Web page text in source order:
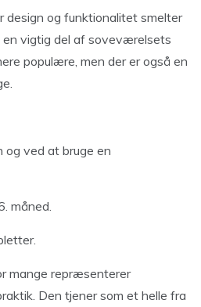
design og funktionalitet smelter
en vigtig del af soveværelsets
populære, men der er også en
og ved at bruge en
måned.
mange repræsenterer
Den tjener som et helle fra